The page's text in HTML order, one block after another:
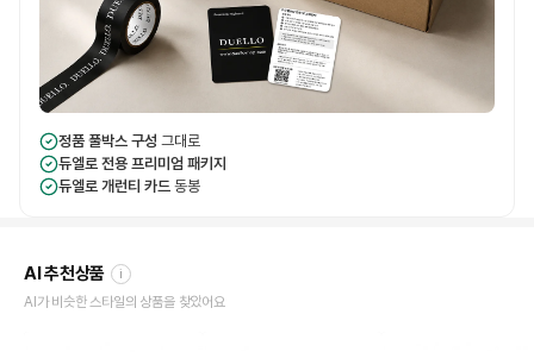
정품 풀박스 구성 그대로
듀엘로 전용 프리미엄 패키지
듀엘로 개런티 카드 동봉
AI 추천상품 i
AI가 비슷한 스타일의 상품을 찾았어요